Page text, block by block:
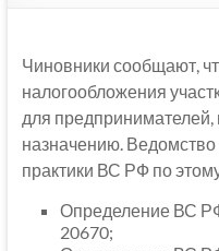
Чиновники сообщают,
налогообложения
для
назначению.
практики ВС РФ по
Определение ВС
20670;